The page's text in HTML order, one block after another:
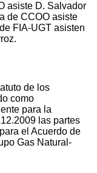
asiste D. Salvador
de CCOO asiste
FIA-UGT asisten
de los
como
para la
las partes
el Acuerdo de
Gas Natural-